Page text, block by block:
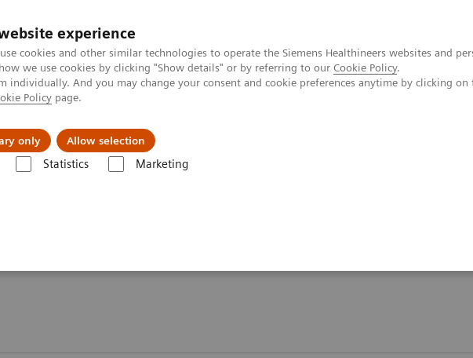
experience
cookies and other similar technologies to operate the Siemens Healthineers websites and
we use cookies by clicking "Show details" or by referring to our Cookie Policy.
individually. And you may change your consent and cookie preferences anytime by clicking on
Policy page.
only Allow selection
Statistics Marketing
Підтримка та документація